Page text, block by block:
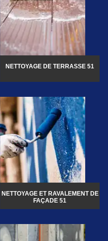
NETTOYAGE DE TERRASSE 51
NETTOYAGE ET RAVALEMENT DE
FAÇADE 51